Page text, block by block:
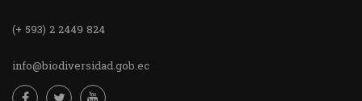
(+ 593) 2 2449 824
info@biodiversidad.gob.ec